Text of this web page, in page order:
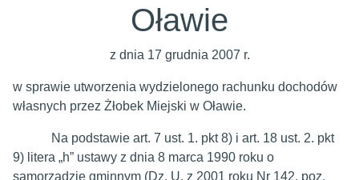
Oławie
z dnia 17 grudnia 2007 r.
w sprawie utworzenia wydzielonego rachunku dochodów
własnych przez Żłobek Miejski w Oławie.
Na podstawie art. 7 ust. 1. pkt 8) i art. 18 ust. 2. pkt
9) litera „h” ustawy z dnia 8 marca 1990 roku o
samorządzie gminnym (Dz. U. z 2001 roku Nr 142, poz.